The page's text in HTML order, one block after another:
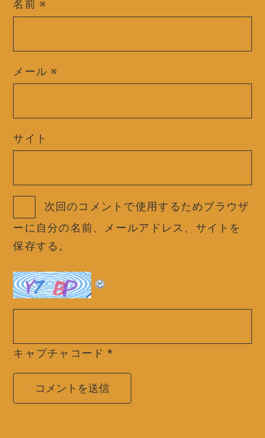
名前 ※
メール ※
サイト
次回のコメントで使用するためブラウザ
ーに自分の名前、メールアドレス、サイトを
保存する。
キャプチャコード *